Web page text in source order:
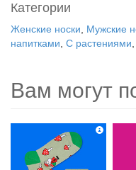
Категории
Женские носки Мужские
напитками С растениями
Вам могут